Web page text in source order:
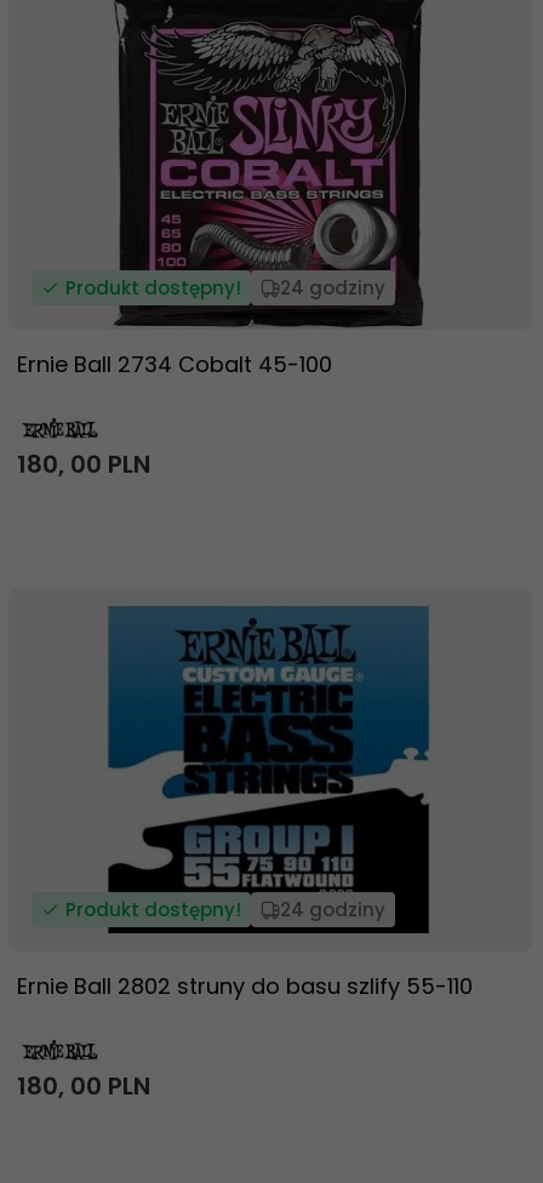
Produkt dostępny! 24 godziny
Ernie Ball 2734 Cobalt 45-100
180, 00 PLN
Produkt dostępny! 24 godziny
Ernie Ball 2802 struny do basu szlify 55-110
180, 00 PLN